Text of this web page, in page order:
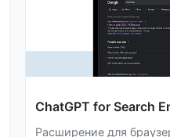
ChatGPT for Search
Расширение для